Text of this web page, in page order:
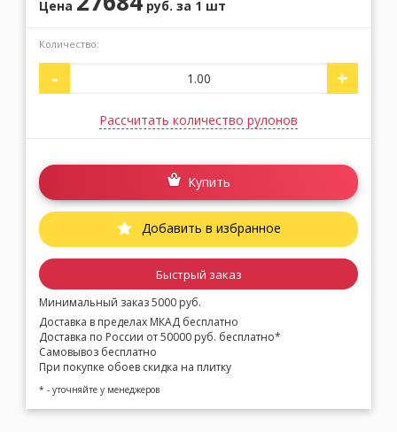
Цена руб. за 1 шт
Количество:
- +
Рассчитать количество рулонов
Купить
Добавить в избранное
Быстрый заказ
Минимальный заказ 5000 руб.
Доставка в пределах МКАД бесплатно
Доставка по России от 50000 руб. бесплатно*
Самовывоз бесплатно
При покупке обоев скидка на плитку
* - уточняйте у менеджеров